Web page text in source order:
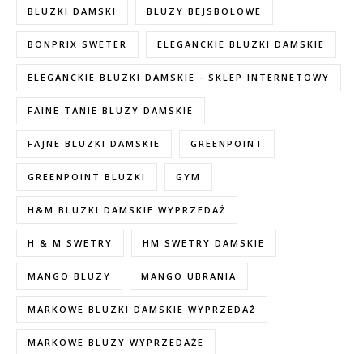
BLUZKI DAMSKI BLUZY BEJSBOLOWE
BONPRIX SWETER ELEGANCKIE BLUZKI DAMSKIE
ELEGANCKIE BLUZKI DAMSKIE - SKLEP INTERNETOWY
FAINE TANIE BLUZY DAMSKIE
FAJNE BLUZKI DAMSKIE GREENPOINT
GREENPOINT BLUZKI GYM
H&M BLUZKI DAMSKIE WYPRZEDAŻ
H & M SWETRY HM SWETRY DAMSKIE
MANGO BLUZY MANGO UBRANIA
MARKOWE BLUZKI DAMSKIE WYPRZEDAŻ
MARKOWE BLUZY WYPRZEDAŻE